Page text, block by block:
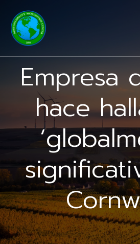
Empresa
hace